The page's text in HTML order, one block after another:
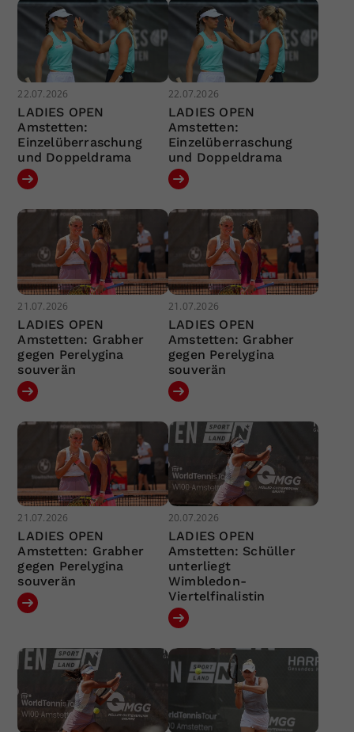
22.07.2026
LADIES OPEN
Amstetten:
Einzelüberraschung
und Doppeldrama
22.07.2026
LADIES OPEN
Amstetten:
Einzelüberraschung
und Doppeldrama
21.07.2026
LADIES OPEN
Amstetten: Grabher
gegen Perelygina
souverän
21.07.2026
LADIES OPEN
Amstetten: Grabher
gegen Perelygina
souverän
21.07.2026
LADIES OPEN
Amstetten: Grabher
gegen Perelygina
souverän
20.07.2026
LADIES OPEN
Amstetten: Schüller
unterliegt
Wimbledon-
Viertelfinalistin